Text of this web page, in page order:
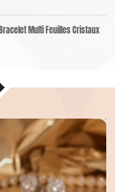
Bracelet Multi Feuilles Cristaux